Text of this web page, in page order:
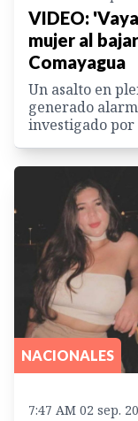
VIDEO:
mujer al
Comayagua
Un asalto en
generado
investigado por
NACIONALES
7:47 AM 02 sep.